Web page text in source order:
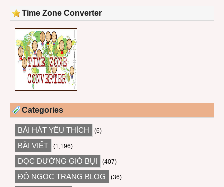
Time Zone Converter
Categories
BÀI HÁT YÊU THÍCH (6)
BÀI VIẾT (1,196)
DỌC ĐƯỜNG GIÓ BỤI (407)
ĐỖ NGỌC TRANG BLOG (36)